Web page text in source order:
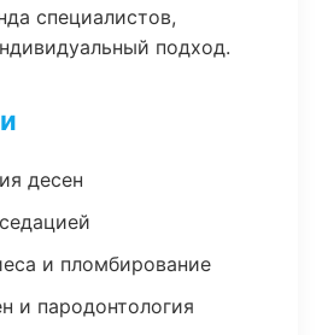
специалистов,
подход.
десен
и пломбирование
и пародонтология